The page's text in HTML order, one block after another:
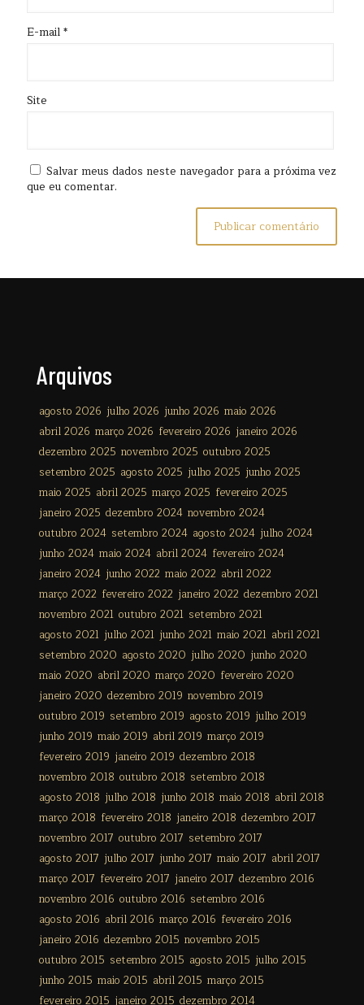
E-mail*
Site
Salvar meus dados neste navegador para a próxima vez
que eu comentar.
Arquivos
agosto 2026 julho 2026 junho 2026 maio 2026
abril 2026 março 2026 fevereiro 2026 janeiro 2026
dezembro 2025 novembro 2025 outubro 2025
setembro 2025 agosto 2025 julho 2025 junho 2025
maio 2025 abril 2025 março 2025 fevereiro 2025
janeiro 2025 dezembro 2024 novembro 2024
outubro 2024 setembro 2024 agosto 2024 julho 2024
junho 2024 maio 2024 abril 2024 fevereiro 2024
janeiro 2024 junho 2022 maio 2022 abril 2022
março 2022 fevereiro 2022 janeiro 2022 dezembro 2021
novembro 2021 outubro 2021 setembro 2021
agosto 2021 julho 2021 junho 2021 maio 2021 abril 2021
setembro 2020 agosto 2020 julho 2020 junho 2020
maio 2020 abril 2020 março 2020 fevereiro 2020
janeiro 2020 dezembro 2019 novembro 2019
outubro 2019 setembro 2019 agosto 2019 julho 2019
junho 2019 maio 2019 abril 2019 março 2019
fevereiro 2019 janeiro 2019 dezembro 2018
novembro 2018 outubro 2018 setembro 2018
agosto 2018 julho 2018 junho 2018 maio 2018 abril 2018
março 2018 fevereiro 2018 janeiro 2018 dezembro 2017
novembro 2017 outubro 2017 setembro 2017
agosto 2017 julho 2017 junho 2017 maio 2017 abril 2017
março 2017 fevereiro 2017 janeiro 2017 dezembro 2016
novembro 2016 outubro 2016 setembro 2016
agosto 2016 abril 2016 março 2016 fevereiro 2016
janeiro 2016 dezembro 2015 novembro 2015
outubro 2015 setembro 2015 agosto 2015 julho 2015
junho 2015 maio 2015 abril 2015 março 2015
fevereiro 2015 janeiro 2015 dezembro 2014